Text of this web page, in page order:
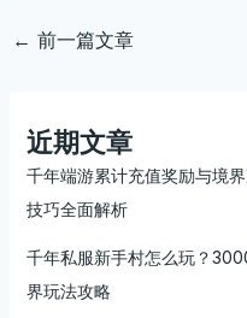
← 前一篇文章
近期文章
千年端游累计充值奖励与境
技巧全面解析
千年私服新手村怎么玩？
界玩法攻略